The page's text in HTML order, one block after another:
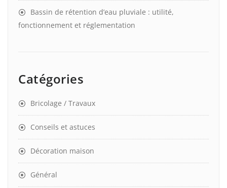
Bassin de rétention d’eau pluviale : utilité,
fonctionnement et réglementation
Catégories
Bricolage / Travaux
Conseils et astuces
Décoration maison
Général